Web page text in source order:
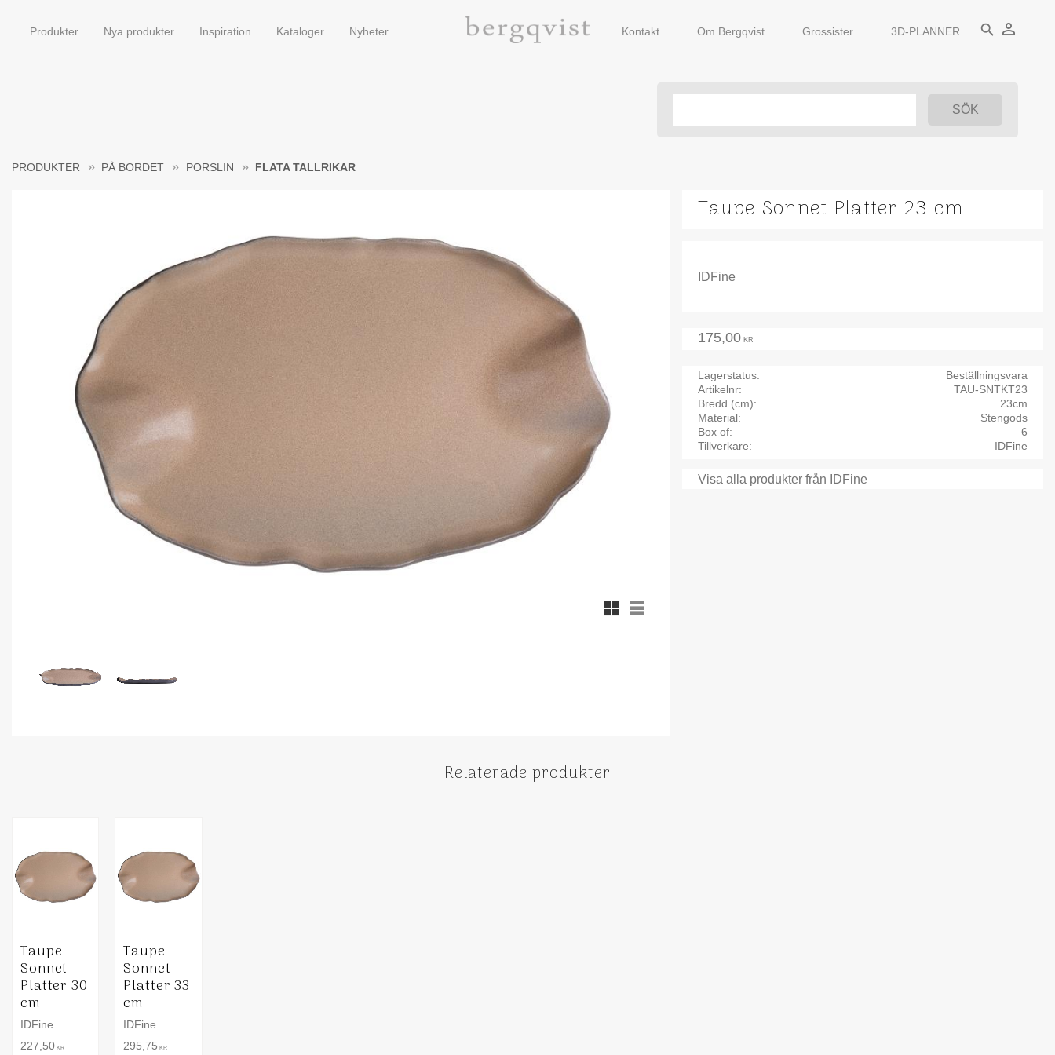
Produkter Nya produkter Inspiration Kataloger Nyheter Kontakt Om Bergqvist Grossister 3D-PLANNER search person_outline
PRODUKTER PÅ BORDET PORSLIN FLATA TALLRIKAR
Taupe Sonnet Platter 23 cm
IDFine
Rutnätsvy
Listvy
175,00 KR
Lagerstatus
Beställningsvara
Artikelnr
TAU-SNTKT23
Bredd (cm)
23cm
Material
Stengods
Box of
6
Tillverkare
IDFine
Visa alla produkter från IDFine
Relaterade produkter
Taupe
Sonnet
Platter 30
cm
IDFine
227,50 KR
Taupe
Sonnet
Platter 33
cm
IDFine
295,75 KR